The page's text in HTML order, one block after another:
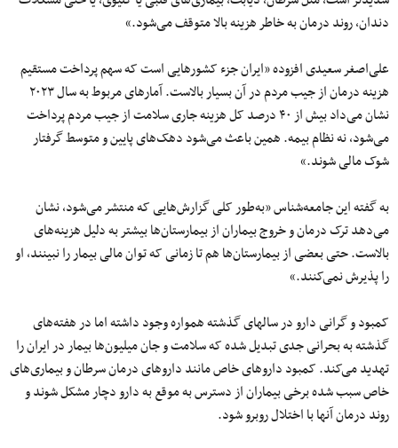
دندان، روند درمان به خاطر هزینه بالا متوقف می‌شود.»
علی‌اصغر سعیدی افزوده «ایران جزء کشورهایی است که سهم پرداخت مستقیم
هزینه درمان از جیب مردم در آن بسیار بالاست. آمارهای مربوط به سال ۲۰۲۳
نشان می‌داد بیش از ۴۰ درصد کل هزینه جاری سلامت از جیب مردم پرداخت
می‌شود، نه نظام بیمه. همین باعث می‌شود دهک‌های پایین و متوسط گرفتار
شوک مالی شوند.»
به گفته این جامعه‌شناس «به‌طور کلی گزارش‌هایی که منتشر می‌شود، نشان
می‌دهد ترک درمان و خروج بیماران از بیمارستان‌ها بیشتر به دلیل هزینه‌های
بالاست. حتی بعضی از بیمارستان‌ها هم تا زمانی که توان مالی بیمار را نبینند، او
را پذیرش نمی‌کنند.»
کمبود و گرانی دارو در سالهای گذشته همواره وجود داشته اما در هفته‌های
گذشته به بحرانی جدی تبدیل شده که سلامت و جان میلیون‌ها بیمار در ایران را
تهدید می‌کند. کمبود داروهای خاص مانند داروهای درمان سرطان و بیماری‌های
خاص سبب شده برخی بیماران از دسترس به موقع به دارو دچار مشکل شوند و
روند درمان آنها با اختلال روبرو شود.